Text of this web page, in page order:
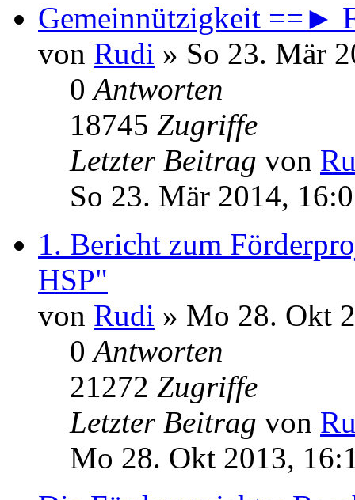
Gemeinnützigkeit ==►
von Rudi » So 23. Mär
0Antworten
18745 Zugriffe
Letzter Beitrag von
So 23. Mär 2014,
1. Bericht zum
HSP"
von Rudi » Mo 28. Okt
0Antworten
21272 Zugriffe
Letzter Beitrag von
Mo 28. Okt 2013,